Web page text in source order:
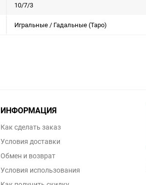
10/7/3
Игральные / Гадальные (Таро)
ИНФОРМАЦИЯ
Как сделать заказ
Условия доставки
Обмен и возврат
Условия использования